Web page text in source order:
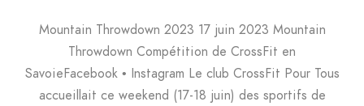
Mountain Throwdown 2023 17 juin 2023 Mountain
Throwdown Compétition de CrossFit en
SavoieFacebook • Instagram Le club CrossFit Pour Tous
accueillait ce weekend (17-18 juin) des sportifs de